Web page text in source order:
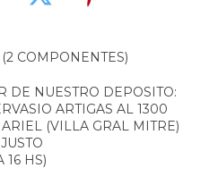
COMPONENTES)
DE NUESTRO DEPOSITO:
ARTIGAS AL 1300
(VILLA GRAL MITRE)
16 HS)